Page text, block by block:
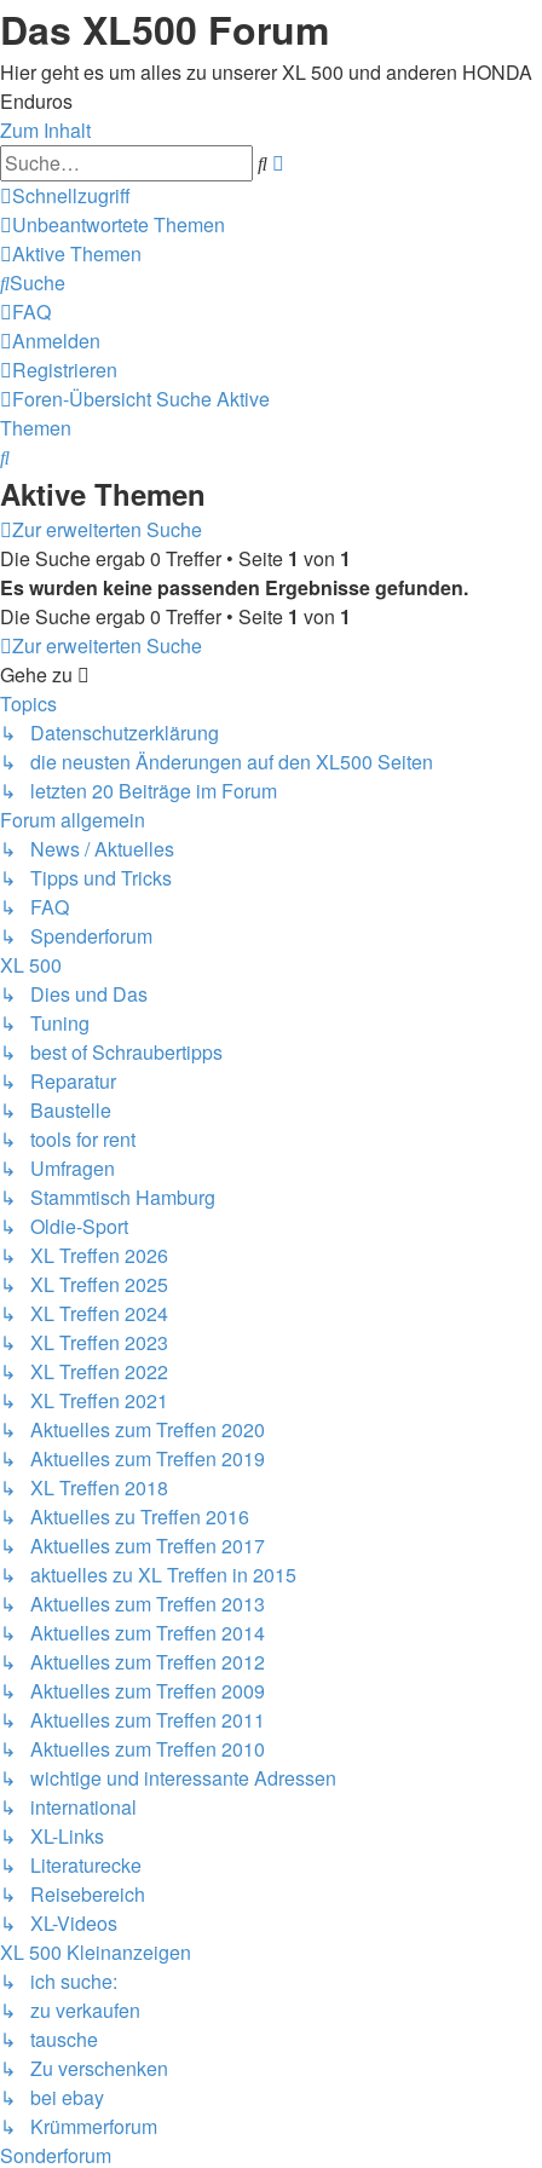
Das XL500 Forum
Hier geht es um alles zu unserer XL 500 und anderen HONDA
Enduros
Zum Inhalt
Suche
Schnellzugriff
Unbeantwortete Themen
Aktive Themen
Suche
FAQ
Anmelden
Registrieren
Foren-ÜbersichtSucheAktive
Themen
Suche
Aktive Themen
Zur erweiterten Suche
Die Suche ergab 0 Treffer • Seite 1 von 1
Es wurden keine passenden Ergebnisse gefunden.
Die Suche ergab 0 Treffer • Seite 1 von 1
Zur erweiterten Suche
Gehe zu
Topics
↳ Datenschutzerklärung
↳ die neusten Änderungen auf den XL500 Seiten
↳ letzten 20 Beiträge im Forum
Forum allgemein
↳ News / Aktuelles
↳ Tipps und Tricks
↳ FAQ
↳ Spenderforum
XL 500
↳ Dies und Das
↳ Tuning
↳ best of Schraubertipps
↳ Reparatur
↳ Baustelle
↳ tools for rent
↳ Umfragen
↳ Stammtisch Hamburg
↳ Oldie-Sport
↳ XL Treffen 2026
↳ XL Treffen 2025
↳ XL Treffen 2024
↳ XL Treffen 2023
↳ XL Treffen 2022
↳ XL Treffen 2021
↳ Aktuelles zum Treffen 2020
↳ Aktuelles zum Treffen 2019
↳ XL Treffen 2018
↳ Aktuelles zu Treffen 2016
↳ Aktuelles zum Treffen 2017
↳ aktuelles zu XL Treffen in 2015
↳ Aktuelles zum Treffen 2013
↳ Aktuelles zum Treffen 2014
↳ Aktuelles zum Treffen 2012
↳ Aktuelles zum Treffen 2009
↳ Aktuelles zum Treffen 2011
↳ Aktuelles zum Treffen 2010
↳ wichtige und interessante Adressen
↳ international
↳ XL-Links
↳ Literaturecke
↳ Reisebereich
↳ XL-Videos
XL 500 Kleinanzeigen
↳ ich suche:
↳ zu verkaufen
↳ tausche
↳ Zu verschenken
↳ bei ebay
↳ Krümmerforum
Sonderforum